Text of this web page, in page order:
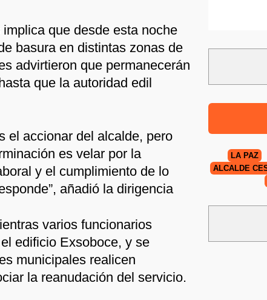
que desde esta noche
basura en distintas zonas de
advirtieron que permanecerán
que la autoridad edil
el accionar del alcalde, pero
es velar por la
y el cumplimiento de lo
añadió la dirigencia
varios funcionarios
edificio Exsoboce, y se
municipales realicen
la reanudación del servicio.
LA PAZ
ALCALDE